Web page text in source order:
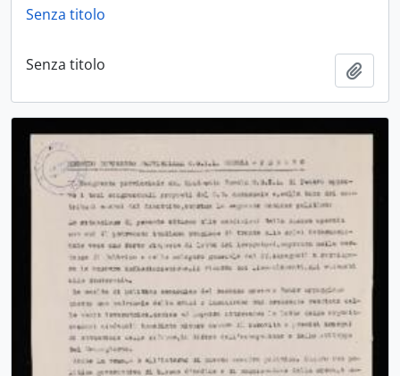
Senza titolo
Senza titolo